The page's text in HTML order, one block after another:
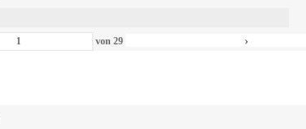
von29 ›